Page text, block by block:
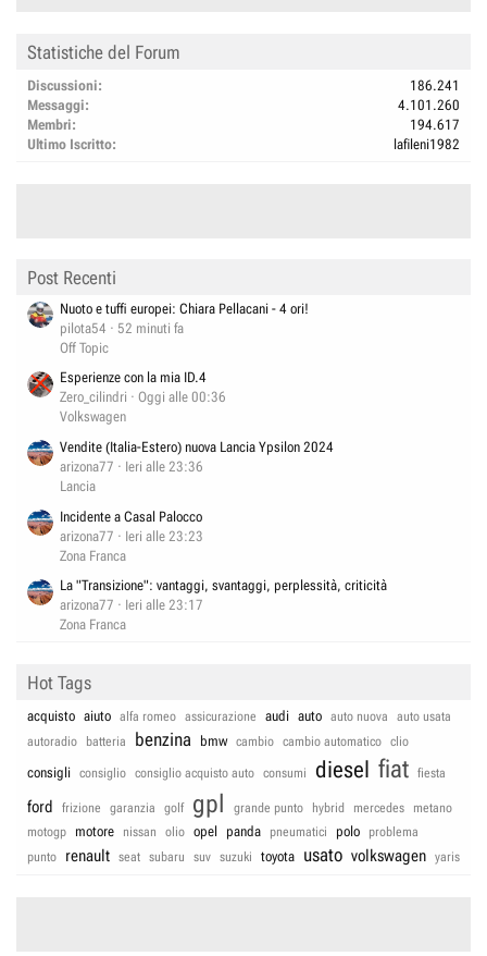
Statistiche del Forum
Discussioni
186.241
Messaggi
4.101.260
Membri
194.617
Ultimo Iscritto
lafileni1982
Post Recenti
Nuoto e tuffi europei: Chiara Pellacani - 4 ori!
pilota54
52 minuti fa
Off Topic
Esperienze con la mia ID.4
Zero_cilindri
Oggi alle 00:36
Volkswagen
Vendite (Italia-Estero) nuova Lancia Ypsilon 2024
arizona77
Ieri alle 23:36
Lancia
Incidente a Casal Palocco
arizona77
Ieri alle 23:23
Zona Franca
La "Transizione": vantaggi, svantaggi, perplessità, criticità
arizona77
Ieri alle 23:17
Zona Franca
Hot Tags
acquisto aiuto alfa romeo assicurazione audi auto auto nuova
auto usata
autoradio
batteria benzina bmw cambio cambio automatico clio
consigli consiglio consiglio acquisto auto consumi diesel fiat fiesta
ford frizione garanzia golf gpl grande punto hybrid mercedes
metano
motogp
motore nissan olio opel panda pneumatici polo
problema
punto
renault seat subaru suv suzuki toyota usato volkswagen yaris